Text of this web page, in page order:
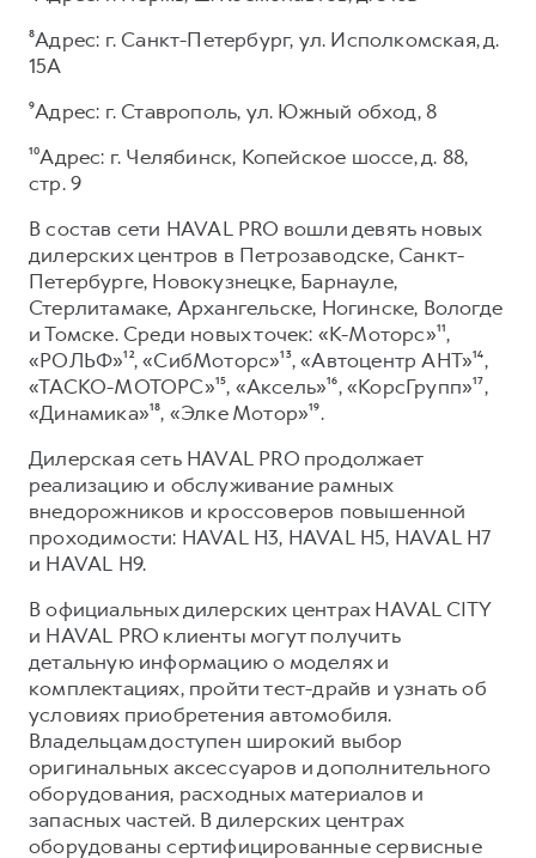
⁸Адрес: г. Санкт-Петербург, ул. Исполкомская, д.
15А
⁹Адрес: г. Ставрополь, ул. Южный обход, 8
¹⁰Адрес: г. Челябинск, Копейское шоссе, д. 88,
стр. 9
В состав сети HAVAL PRO вошли девять новых
дилерских центров в Петрозаводске, Санкт-
Петербурге, Новокузнецке, Барнауле,
Стерлитамаке, Архангельске, Ногинске, Вологде
и Томске. Среди новых точек: «К-Моторс»¹¹,
«РОЛЬФ»¹², «СибМоторс»¹³, «Автоцентр АНТ»¹⁴,
«ТАСКО-МОТОРС»¹⁵, «Аксель»¹⁶, «КорсГрупп»¹⁷,
«Динамика»¹⁸, «Элке Мотор»¹⁹.
Дилерская сеть HAVAL PRO продолжает
реализацию и обслуживание рамных
внедорожников и кроссоверов повышенной
проходимости: HAVAL H3, HAVAL H5, HAVAL H7
и HAVAL H9.
В официальных дилерских центрах HAVAL CITY
и HAVAL PRO клиенты могут получить
детальную информацию о моделях и
комплектациях, пройти тест-драйв и узнать об
условиях приобретения автомобиля.
Владельцам доступен широкий выбор
оригинальных аксессуаров и дополнительного
оборудования, расходных материалов и
запасных частей. В дилерских центрах
оборудованы сертифицированные сервисные